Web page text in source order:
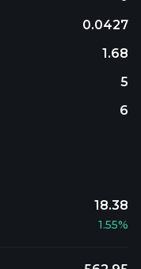
0.0427
1.68
5
6
18.38
1.55%